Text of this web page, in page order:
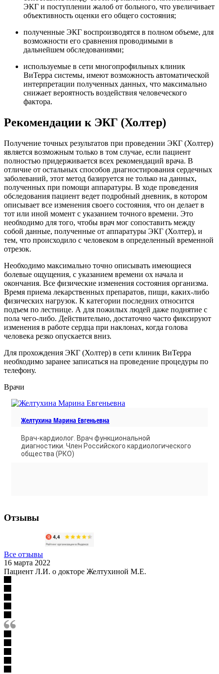
ЭКГ и поступлении жалоб от больного, что увеличивает
объективность оценки его общего состояния;
полученные ЭКГ воспроизводятся в полном объеме, для
возможности его сравнения проводимыми в
дальнейшем обследованиями;
используемые в сети многопрофильных клиник
ВиТерра системы, имеют возможность автоматической
интерпретации полученных данных, что максимально
снижает вероятность воздействия человеческого
фактора.
Рекомендации к ЭКГ (Холтер)
Получение точных результатов при проведении ЭКГ (Холтер)
является возможным только в том случае, если пациент
полностью придерживается всех рекомендаций врача. В
отличие от остальных способов диагностирования сердечных
заболеваний, этот метод базируется не только на данных,
полученных при помощи аппаратуры. В ходе проведения
обследования пациент ведет подробный дневник, в котором
описывает все изменения своего состояния, что он делает в
тот или иной момент с указанием точного времени. Это
необходимо для того, чтобы врач мог сопоставить между
собой данные, полученные от аппаратуры ЭКГ (Холтер), и
тем, что происходило с человеком в определенный временной
отрезок.
Необходимо максимально точно описывать имеющиеся
болевые ощущения, с указанием времени ох начала и
окончания. Все физические изменения состояния организма.
Время приема лекарственных препаратов, пищи, каких-либо
физических нагрузок. К категории последних относится
подъем по лестнице. А для пожилых людей даже поднятие с
пола чего-либо. Действительно, достаточно часто фиксируют
изменения в работе сердца при наклонах, когда голова
человека резко опускается вниз.
Для прохождения ЭКГ (Холтер) в сети клиник ВиТерра
необходимо заранее записаться на проведение процедуры по
телефону.
Врачи
Желтухина Марина Евгеньевна
Врач-кардиолог. Врач функциональной
диагностики. Член Российского кардиологического
общества (РКО)
Отзывы
Все отзывы
16 марта 2022
Пациент Л.И. о докторе Желтухиной М.Е.